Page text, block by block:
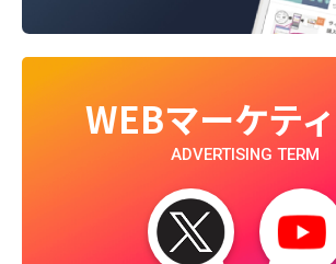
WEBマーケテ
ADVERTISING TERM